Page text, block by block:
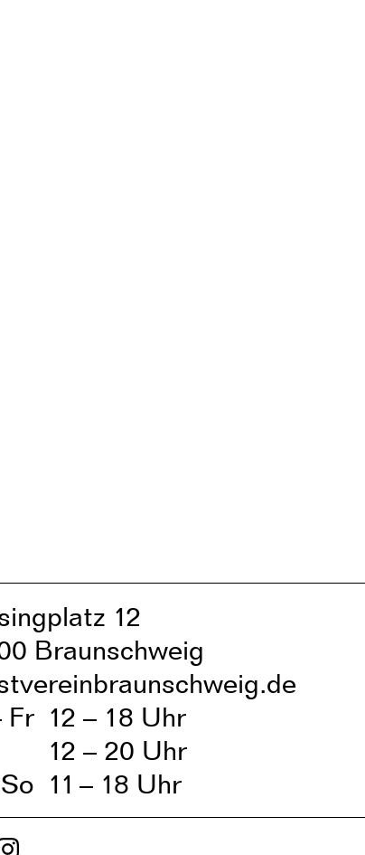
12
Braunschweig
Fr 12 – 18 Uhr
12 – 20 Uhr
11– 18 Uhr